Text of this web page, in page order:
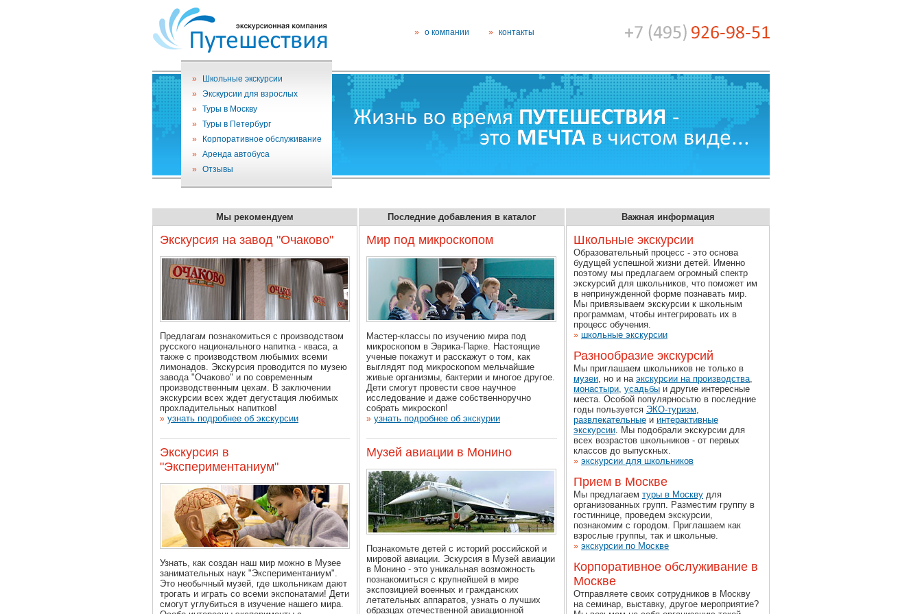
» о компании » контакты
»
Школьные экскурсии
»
Экскурсии для взрослых
»
Туры в Москву
»
Туры в Петербург
»
Корпоративное обслуживание
»
Аренда автобуса
»
Отзывы
Мы рекомендуем Последние добавления в каталог Важная информация
Экскурсия на завод "Очаково"
Предлагам познакомиться с производством
русского национального напитка - кваса, а
также с производством любымих всеми
лимонадов. Экскурсия проводится по музею
завода "Очаково" и по современным
производственным цехам. В заключении
экскурсии всех ждет дегустация любимых
прохладительных напитков!
» узнать подробнее об экскурсии
Экскурсия в
"Экспериментаниум"
Узнать, как создан наш мир можно в Музее
занимательных наук "Экспериментаниум".
Это необычный музей, где школьникам дают
трогать и играть со всеми экспонатами! Дети
смогут углубиться в изучение нашего мира.
Мир под микроскопом
Мастер-классы по изучению мира под
микроскопом в Эврика-Парке. Настоящие
ученые покажут и расскажут о том, как
выглядят под микроскопом мельчайшие
живые организмы, бактерии и многое другое.
Дети смогут провести свое научное
исследование и даже собственноручно
собрать микроскоп!
» узнать подробнее об экскурии
Музей авиации в Монино
Познакомьте детей с историй российской и
мировой авиации. Эскурсия в Музей авиации
в Монино - это уникальная возможность
познакомиться с крупнейшей в мире
экспозицией военных и гражданских
летательных аппаратов, узнать о лучших
образцах отечественной авиационной
Школьные экскурсии
Образовательный процесс - это основа
будущей успешной жизни детей. Именно
поэтому мы предлагаем огромный спектр
экскурсий для школьников, что поможет им
в непринужденной форме познавать мир.
Мы привязываем экскурсии к школьным
программам, чтобы интегрировать их в
процесс обучения.
» школьные экскурсии
Разнообразие экскурсий
Мы приглашаем школьников не только в
музеи, но и на экскурсии на производства,
монастыри, усадьбы и другие интересные
места. Особой популярносьтю в последние
годы пользуется ЭКО-туризм,
развлекательные и интерактивные
экскурсии. Мы подобрали экскурсии для
всех возрастов школьников - от первых
классов до выпускных.
» экскурсии для школьников
Прием в Москве
Мы предлагаем туры в Москву для
организованных групп. Разместим группу в
гостиннице, проведем экскурсии,
познакомим с городом. Приглашаем как
взрослые группы, так и школьные.
» экскурсии по Москве
Корпоративное обслуживание в
Москве
Отправляете своих сотрудников в Москву
на семинар, выставку, другое мероприятие?